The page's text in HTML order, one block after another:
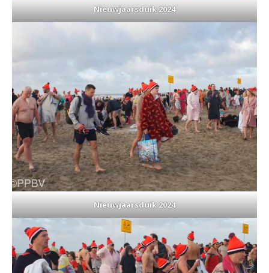
Nieuwjaarsduik 2024
Nieuwjaarsduik 2024